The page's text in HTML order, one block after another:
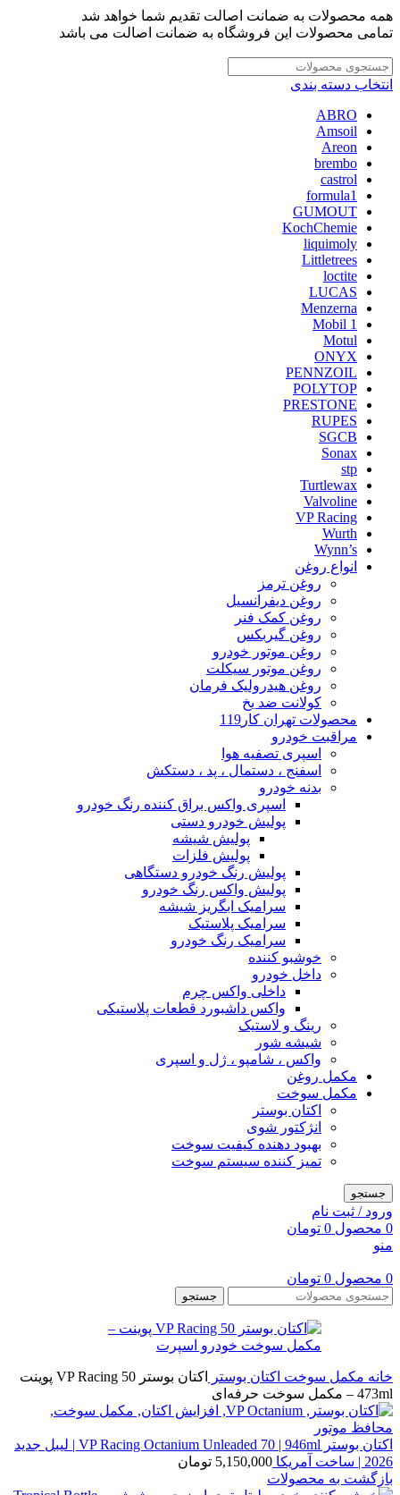
همه محصولات به ضمانت اصالت تقدیم شما خواهد شد
تمامی محصولات این فروشگاه به ضمانت اصالت می باشد
انتخاب دسته بندی
ABRO
Amsoil
Areon
brembo
castrol
formula1
GUMOUT
KochChemie
liquimoly
Littletrees
loctite
LUCAS
Menzerna
Mobil 1
Motul
ONYX
PENNZOIL
POLYTOP
PRESTONE
RUPES
SGCB
Sonax
stp
Turtlewax
Valvoline
VP Racing
Wurth
Wynn’s
انواع روغن
روغن ترمز
روغن دیفرانسیل
روغن کمک فنر
روغن گیربکس
روغن موتور خودرو
روغن موتور سیکلت
روغن هیدرولیک فرمان
کولانت ضد یخ
محصولات تهران کار119
مراقبت خودرو
اسپری تصفیه هوا
اسفنج ، دستمال ، پد ، دستکش
بدنه خودرو
اسپری واکس براق کننده رنگ خودرو
پولیش خودرو دستی
پولیش شیشه
پولیش فلزات
پولیش رنگ خودرو دستگاهی
پولیش واکس رنگ خودرو
سرامیک ابگریز شیشه
سرامیک پلاستیک
سرامیک رنگ خودرو
خوشبو کننده
داخل خودرو
داخلی واکس چرم
واکس داشبورد قطعات پلاستیکی
رینگ و لاستیک
شیشه شور
واکس ، شامپو ، ژل و اسپری
مکمل روغن
مکمل سوخت
اکتان بوستر
انژکتور شوی
بهبود دهنده کیفیت سوخت
تمیز کننده سیستم سوخت
جستجو
ورود / ثبت نام
0 محصول 0 تومان
منو
0 محصول 0 تومان
جستجو
خانه مکمل سوخت اکتان بوستر
اکتان بوستر VP Racing 50 پوینت
473ml – مکمل سوخت حرفه‌ای
اکتان بوستر VP Racing Octanium Unleaded 70 | 946ml | لیبل جدید
2026 | ساخت آمریکا
5,150,000 تومان
بازگشت به محصولات